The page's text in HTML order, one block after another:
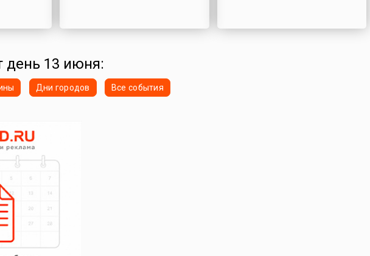
день 13 июня:
Дни городов Все события